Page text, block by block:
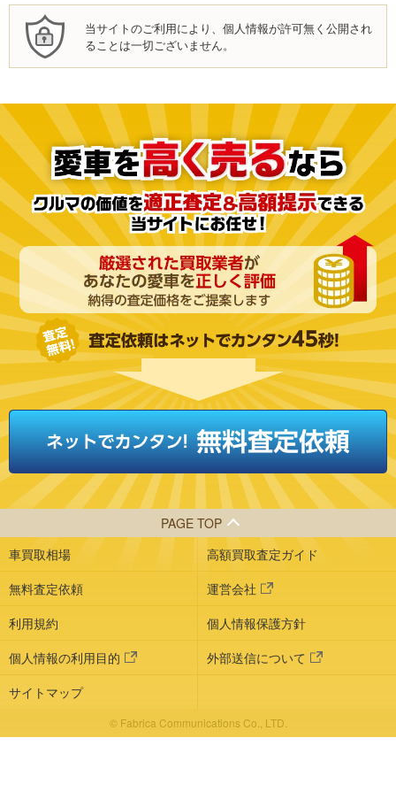
当サイトのご利用により、個人情報が許可無く公開され
ることは一切ございません。
PAGE TOP
車買取相場
高額買取査定ガイド
無料査定依頼
運営会社
利用規約
個人情報保護方針
個人情報の利用目的
外部送信について
サイトマップ
© Fabrica Communications Co., LTD.